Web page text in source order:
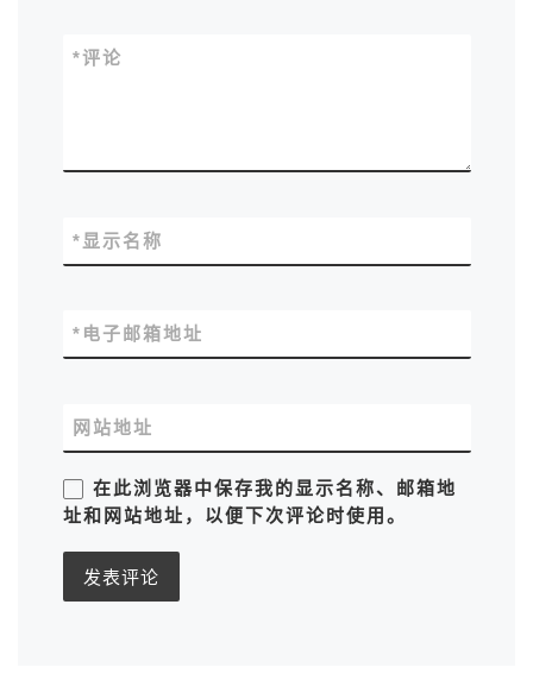
评论
*
显示名称
*
电子邮箱地址
*
网站地址
在此浏览器中保存我的显示名称、邮箱地
址和网站地址，以便下次评论时使用。